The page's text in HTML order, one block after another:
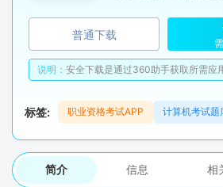
普通下载
说明： 安全下载是通过360助手获取所需应
标签: 职业资格考试APP 计算机考试题
简介 信息 相